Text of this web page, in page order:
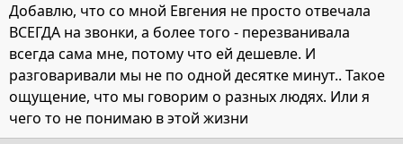
Добавлю, что со мной Евгения не просто отвечала
ВСЕГДА на звонки, а более того - перезванивала
всегда сама мне, потому что ей дешевле. И
разговаривали мы не по одной десятке минут.. Такое
ощущение, что мы говорим о разных людях. Или я
чего то не понимаю в этой жизни